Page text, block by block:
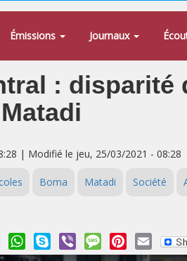
Émissions Journaux
: disparité
| Modifié le jeu, 25/03/2021 - 08:28
Boma Matadi Société
MessengerWhatsApp
Skype Viber MessagePinterest
Email